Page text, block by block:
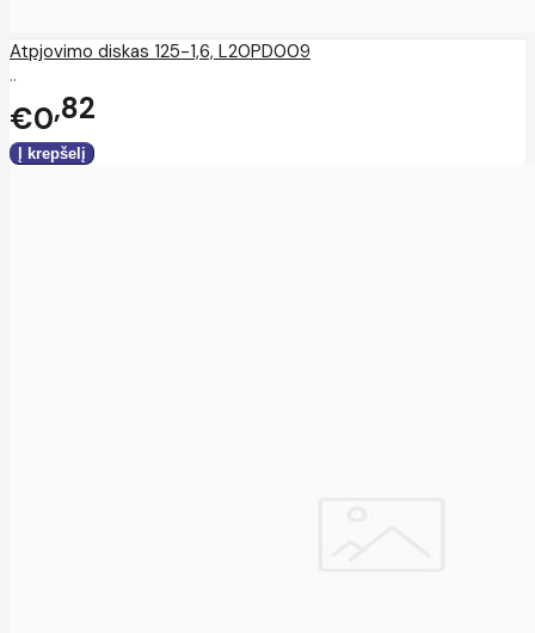
Atpjovimo diskas 125-1,6, L20PD009
..
€0 82